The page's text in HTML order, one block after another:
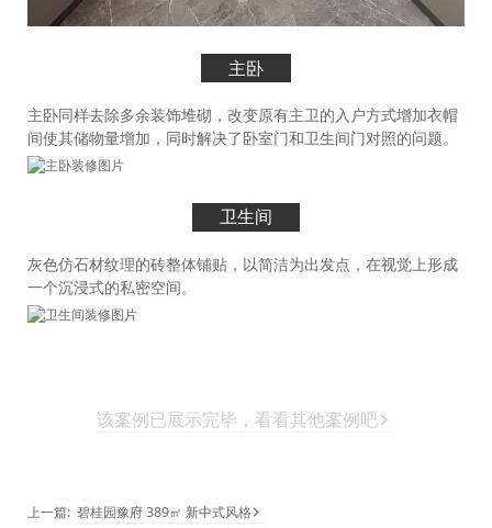
主卧
主卧同样去除多余装饰堆砌，改变原有主卫的入户方式增加衣帽
间使其储物量增加，同时解决了卧室门和卫生间门对照的问题。
卫生间
灰色仿石材纹理的砖整体铺贴，以简洁为出发点，在视觉上形成
一个沉浸式的私密空间。
该案例已展示完毕，看看其他案例吧
上一篇: 碧桂园豫府 389㎡ 新中式风格